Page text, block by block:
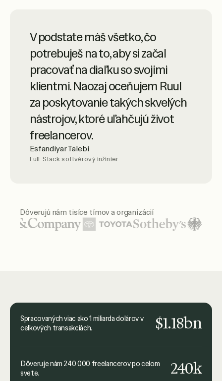
Ruul je synonymom pokročilých
online služieb so špičkovým
zákazníckym servisom. Sú veľmi
profesionálni – vrelo odporúčam.
Luciano Landaeta
Architekt
V podstate máš všetko, čo
potrebuješ na to, aby si začal
pracovať na diaľku so svojimi
klientmi. Naozaj oceňujem Ruul
za poskytovanie takých skvelých
nástrojov, ktoré uľahčujú život
freelancerov.
Esfandiyar Talebi
Full-Stack softvérový inžinier
Som tiež veľmi spokojná so
Dôverujú nám tisíce tímov a organizácií
Spracovaných viac ako 1 miliarda dolárov v
celkových transakciách.
$1.18bn
Dôveruje nám 240 000 freelancerov po celom
svete.
240k